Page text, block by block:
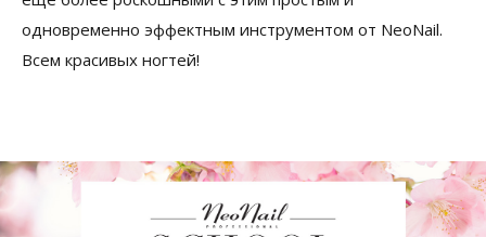
одновременно эффектным инструментом от NeoNail.
Всем красивых ногтей!